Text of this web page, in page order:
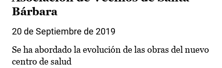
Bárbara
20 de Septiembre de 2019
Se ha abordado la evolución de las obras del nuevo
centro de salud